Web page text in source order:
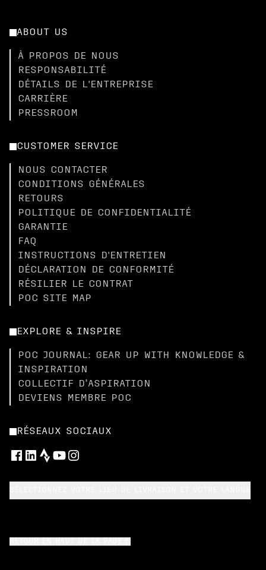
ABOUT US
À PROPOS DE NOUS
RESPONSABILITÉ
DÉTAILS DE L'ENTREPRISE
CARRIÈRE
PRESSROOM
CUSTOMER SERVICE
NOUS CONTACTER
CONDITIONS GÉNÉRALES
RETOURS
POLITIQUE DE CONFIDENTIALITÉ
GARANTIE
FAQ
INSTRUCTIONS D'ENTRETIEN
DÉCLARATION DE CONFORMITÉ
RÉSILIER LE CONTRAT
POC SITE MAP
EXPLORE & INSPIRE
POC JOURNAL: GEAR UP WITH KNOWLEDGE &
INSPIRATION
COLLECTIF D’ASPIRATION
DEVIENS MEMBRE POC
RÉSEAUX SOCIAUX